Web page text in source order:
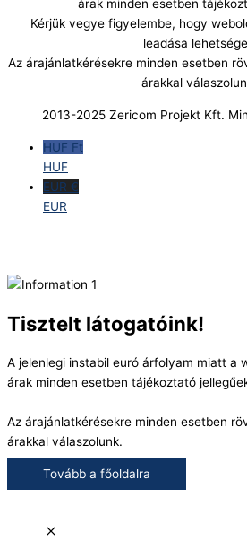
árak minden esetben
Kérjük vegye figyelembe, hogy
leadása
Az árajánlatkérésekre minden esetben
árakkal
2013-2025 Zericom Projekt Kft.
HUF Ft
HUF
EUR €
EUR
Tisztelt látogatóink!
A jelenlegi instabil euró árfolyam miatt a
árak minden esetben tájékoztató
Az árajánlatkérésekre minden esetben
árakkal válaszolunk.
Tovább a főoldalra